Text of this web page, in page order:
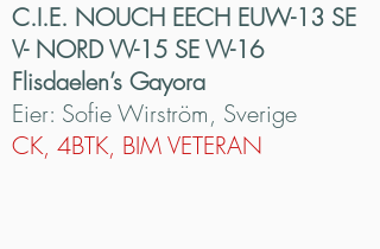
C.I.E. NOUCH EECH EUW-13 SE
V- NORD VV-15 SE VV-16
Flisdaelen’s Gayora
Eier: Sofie Wirström, Sverige
CK, 4BTK, BIM VETERAN